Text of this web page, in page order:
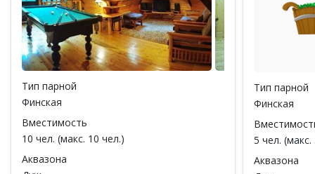
Тип парной
Финская
Вместимость
10 чел. (макс. 10 чел.)
Аквазона
Тип парной
Финская
5 чел. (макс.
Аквазона